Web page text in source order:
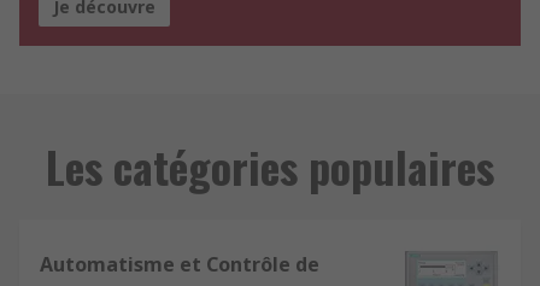
Je découvre
Les catégories populaires
Automatisme et Contrôle de